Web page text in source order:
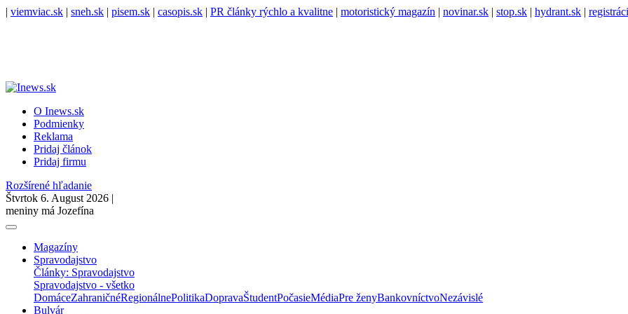
| viemviac.sk | sneh.sk | pisem.sk | casopis.sk | PR články rýchlo a kvalitne | motoristický magazín | novinar.sk | stop.sk | hydrant.sk |
O Inews.sk
Podmienky
Reklama
Pridaj článok
Pridaj firmu
Rozšírené hľadanie
Štvrtok 6. August 2026 |
meniny má Jozefína
Magazíny
Spravodajstvo
Články: Spravodajstvo
Spravodajstvo - všetko
DomáceZahraničnéRegionálnePolitikaDopravaŠtudentPočasieMédiaPre ženyBankovníctvoNezávislé
Bulvár